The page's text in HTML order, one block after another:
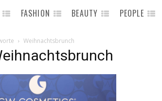
FASHION BEAUTY PEOPLE
Weihnachtsbrunch